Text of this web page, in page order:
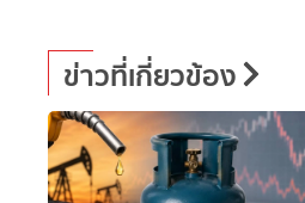
ข่าวที่เกี่ยวข้อง